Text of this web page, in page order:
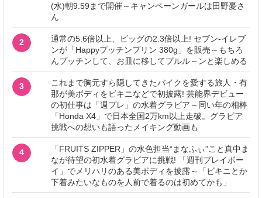
(水)朝9:59まで開催～キャンペーンガールは田野憂さ
ん
2
通常の5.6倍以上、ビッグの2.3倍以上! セブン‐イレブ
ンが「Happyプッチンプリン 380g」を販売～もちろ
んプッチンして、お皿に移してプルル～ンと楽しめる
3
これまで胸元すら隠してきたバイクを愛する旅人・有
那が美ボディをビキニなどで初披露! 芸能界デビュー
の初仕事は「週プレ」の水着グラビア～同い年の相棒
「Honda X4」で日本全国2万km以上走破。グラビア
挑戦への想いも語ったメイキング動画も
4
「FRUITS ZIPPER」の水色担当“まなふぃ”こと真中ま
なが待望の初水着グラビアに挑戦! 「週刊プレイボー
イ」でメリハリのある美ボディを披露～「ビキニとか
下着みたいなものを人前で着るのは初めてかも」